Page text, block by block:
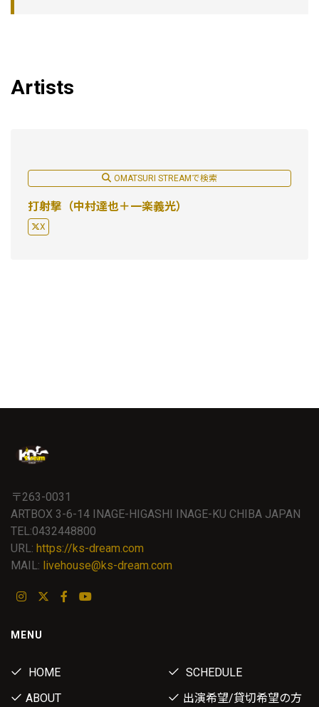
Artists
OMATSURI STREAMで検索
打射撃（中村達也＋一楽義光）
X
〒263-0031
ARTBOX 3-6-14 INAGE-HIGASHI INAGE-KU CHIBA JAPAN
TEL:0432448800
URL: https://ks-dream.com
MAIL: livehouse@ks-dream.com
MENU
HOME
SCHEDULE
ABOUT
出演希望/貸切希望の方